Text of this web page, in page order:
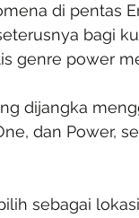
di pentas
bagi
genre power
dijangka
dan Power,
sebagai